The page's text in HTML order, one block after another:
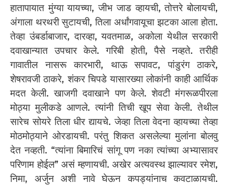
हातापायात मुंग्या यायच्या, जीभ जाड व्हायची, तोत्तरे बोलायची,
अंगाला थरथरी सुटायची, तिला अर्धांगवायूचा झटका आला होता.
तेव्हा उंबर्डाबाजार, दारव्हा, यवतमाळ, अकोला येथील सरकारी
दवाखान्यात उपचार केले. गरिबी होती, पैसे नव्हते. तरीही
गावातील नासरू कारभारी, थाऊ सपावट, पांडुरंग ठाकरे,
शेषरावजी ठाकरे, शंकर चिपडे यासारख्या लोकांनी काही आर्थिक
मदत केली. खाजगी दवाखाने पण केले. शेवटी मंगरूळपीरला
मोठ्या मुलीकडे आणले. त्यांनी तिची खूप सेवा केली. तेथील
सारेच सोयरे तिला धीर द्यायचे. जेव्हा तिला वेदना व्हायच्या तेव्हा
मोठमोठ्याने ओरडायची. परंतु शिकत असलेल्या मुलांना बोलवु
देत नव्हती. “त्यांना बिमारिचं सांगू पण नका त्यांच्या अभ्यासावर
परिणाम होईल” असं म्हणायची. अखेर अत्यवस्थ झाल्यावर रमेश,
निमा, अर्जुन अशी नावे घेऊन कपड्यांनाच कवटाळायची.